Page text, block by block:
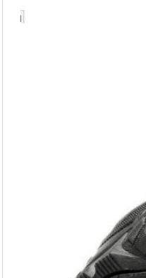
【翔準AOG】冰鼠電動脈衝水槍 噴
【翔準AOG】SKYWOODS RL750G
綠雷射戰術燈 B1AXG 750流明
20mm魚骨 USB充電 IP66防水
NT$ 元